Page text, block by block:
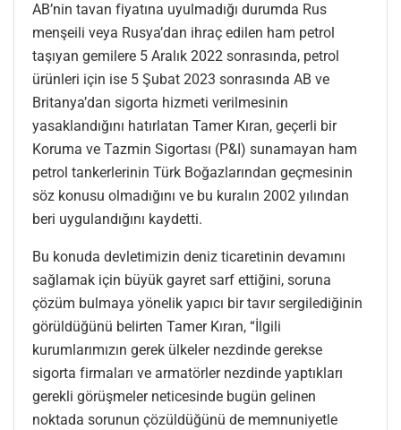
AB’nin tavan fiyatına uyulmadığı durumda Rus
menşeili veya Rusya’dan ihraç edilen ham petrol
taşıyan gemilere 5 Aralık 2022 sonrasında, petrol
ürünleri için ise 5 Şubat 2023 sonrasında AB ve
Britanya’dan sigorta hizmeti verilmesinin
yasaklandığını hatırlatan Tamer Kıran, geçerli bir
Koruma ve Tazmin Sigortası (P&I) sunamayan ham
petrol tankerlerinin Türk Boğazlarından geçmesinin
söz konusu olmadığını ve bu kuralın 2002 yılından
beri uygulandığını kaydetti.
Bu konuda devletimizin deniz ticaretinin devamını
sağlamak için büyük gayret sarf ettiğini, soruna
çözüm bulmaya yönelik yapıcı bir tavır sergilediğinin
görüldüğünü belirten Tamer Kıran, “İlgili
kurumlarımızın gerek ülkeler nezdinde gerekse
sigorta firmaları ve armatörler nezdinde yaptıkları
gerekli görüşmeler neticesinde bugün gelinen
noktada sorunun çözüldüğünü de memnuniyetle